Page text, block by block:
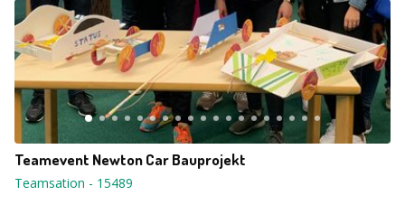
Teamevent Newton Car Bauprojekt
Teamsation - 15489